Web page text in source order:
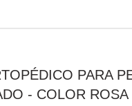
PARA
- COLOR ROSA